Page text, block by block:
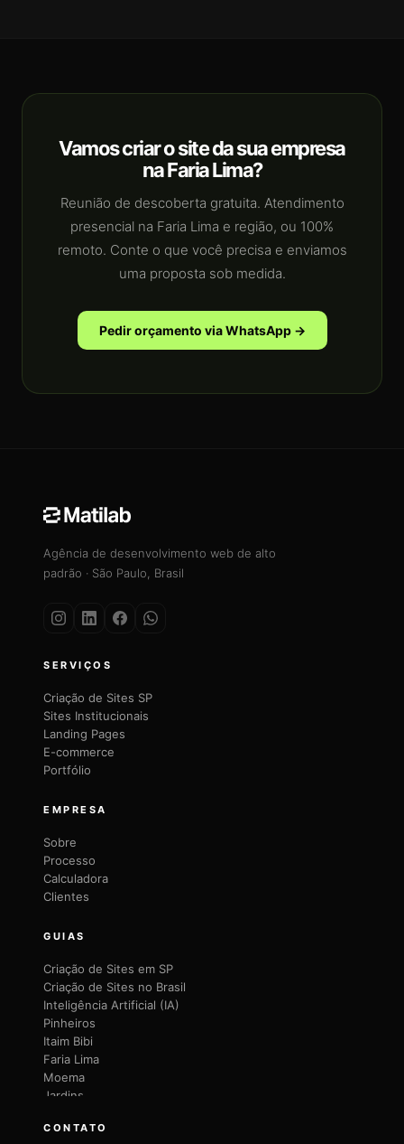
Vamos criar o site da sua empresa
na Faria Lima?
Reunião de descoberta gratuita. Atendimento
presencial na Faria Lima e região, ou 100%
remoto. Conte o que você precisa e enviamos
uma proposta sob medida.
Pedir orçamento via WhatsApp →
Agência de desenvolvimento web de alto
padrão · São Paulo, Brasil
SERVIÇOS
Criação de Sites SP
Sites Institucionais
Landing Pages
E-commerce
Portfólio
EMPRESA
Sobre
Processo
Calculadora
Clientes
GUIAS
Criação de Sites em SP
Criação de Sites no Brasil
Inteligência Artificial (IA)
Pinheiros
Itaim Bibi
Faria Lima
Moema
Jardins
Vila Mariana
CONTATO